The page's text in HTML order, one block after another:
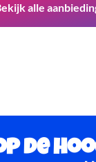
alle
de